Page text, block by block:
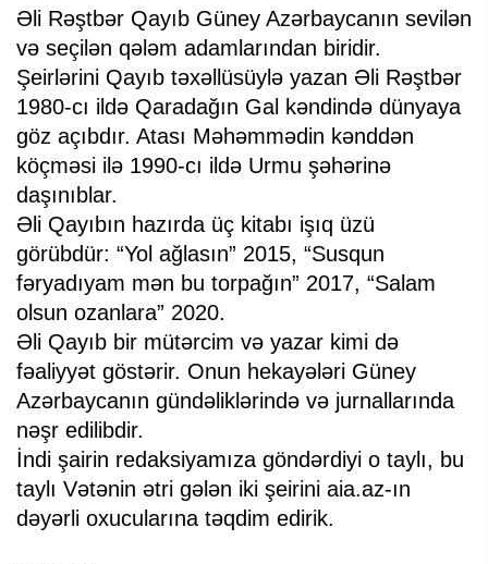
Əli Rəştbər Qayıb Güney Azərbaycanın sevilən
və seçilən qələm adamlarından biridir.
Şeirlərini Qayıb təxəllüsüylə yazan Əli Rəştbər
1980-cı ildə Qaradağın Gal kəndində dünyaya
göz açıbdır. Atası Məhəmmədin kənddən
köçməsi ilə 1990-cı ildə Urmu şəhərinə
daşınıblar.
Əli Qayıbın hazırda üç kitabı işıq üzü
görübdür: “Yol ağlasın” 2015, “Susqun
fəryadıyam mən bu torpağın” 2017, “Salam
olsun ozanlara” 2020.
Əli Qayıb bir mütərcim və yazar kimi də
fəaliyyət göstərir. Onun hekayələri Güney
Azərbaycanın gündəliklərində və jurnallarında
nəşr edilibdir.
İndi şairin redaksiyamıza göndərdiyi o taylı, bu
taylı Vətənin ətri gələn iki şeirini aia.az-ın
dəyərli oxucularına təqdim edirik.